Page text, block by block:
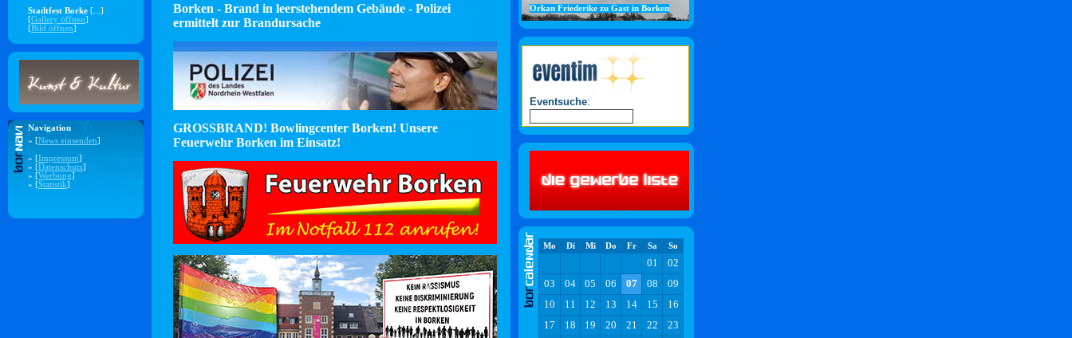
Stadtfest Borke [...]
[Gallery öffnen]
[Bild öffnen]
Navigation
» [News einsenden]
» [Impressum]
» [Datenschutz]
» [Werbung]
» [Statistik]
Borken - Brand in leerstehendem Gebäude - Polizei
ermittelt zur Brandursache
GROSSBRAND! Bowlingcenter Borken! Unsere
Feuerwehr Borken im Einsatz!
Orkan Friederike zu Gast in Borken
Eventsuche:
Mo Di Mi Do Fr Sa So
01
02
03
04 05 06 07 08
09
10
11 12 13 14 15
16
17
18 19 20 21 22
23